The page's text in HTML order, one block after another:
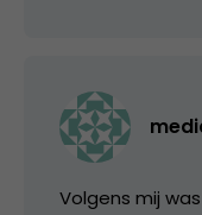
Volgens mij